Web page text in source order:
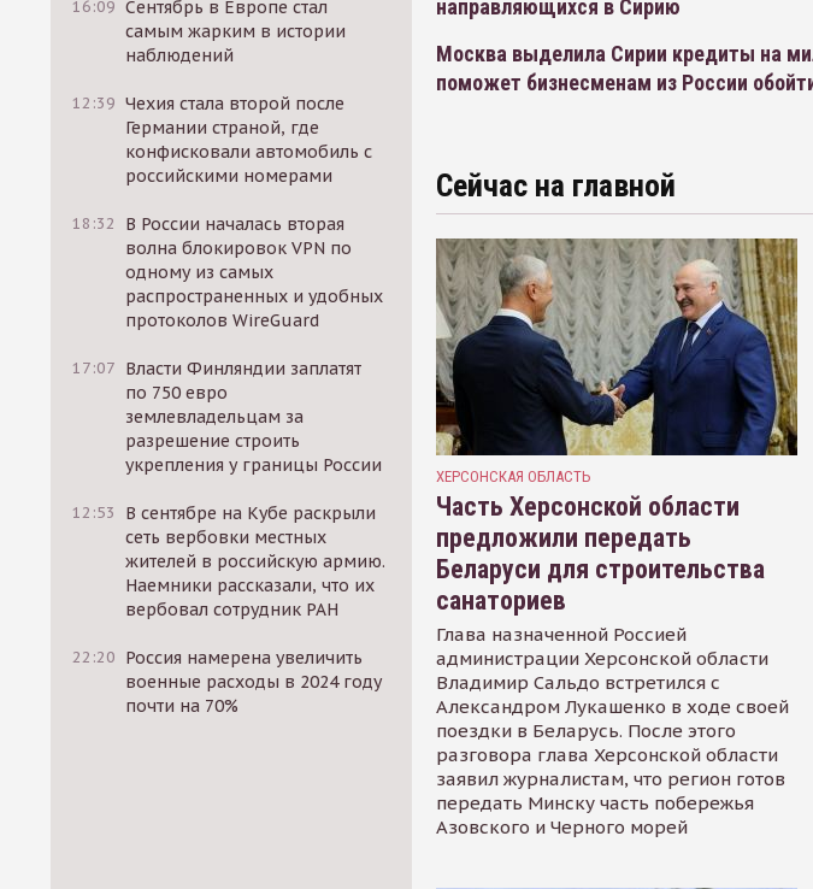
16:09 Сентябрь в Европе стал
самым жарким в истории
наблюдений
12:39 Чехия стала второй после
Германии страной, где
конфисковали автомобиль с
российскими номерами
18:32
В России началась вторая
волна блокировок VPN по
одному из самых
распространенных и удобных
протоколов WireGuard
17:07 Власти Финляндии заплатят
по 750 евро
землевладельцам за
разрешение строить
укрепления у границы России
12:53
В сентябре на Кубе раскрыли
сеть вербовки местных
жителей в российскую армию.
Наемники рассказали, что их
вербовал сотрудник РАН
22:20 Россия намерена увеличить
военные расходы в 2024 году
почти на 70%
направляющихся в Сирию
Москва выделила Сирии кредиты на
поможет бизнесменам из России
Сейчас на главной
ХЕРСОНСКАЯ ОБЛАСТЬ
Часть Херсонской области
предложили передать
Беларуси для строительства
санаториев
Глава назначенной Россией
администрации Херсонской области
Владимир Сальдо встретился с
Александром Лукашенко в ходе своей
поездки в Беларусь. После этого
разговора глава Херсонской области
заявил журналистам, что регион готов
передать Минску часть побережья
Азовского и Черного морей